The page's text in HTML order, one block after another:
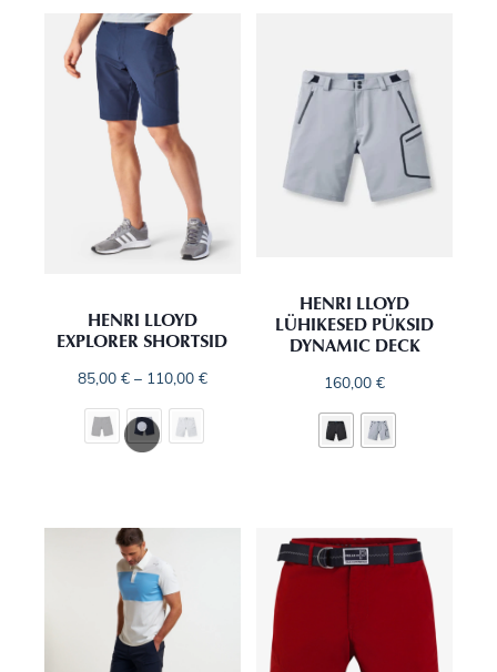
HENRI LLOYD
EXPLORER SHORTSID
85,00 € – 110,00 €
HENRI LLOYD
LÜHIKESED PÜKSID
DYNAMIC DECK
160,00€